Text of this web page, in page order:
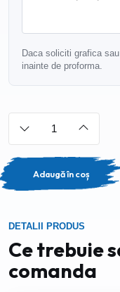
Daca soliciti grafica
inainte de proforma.
Adaugă în coș
DETALII PRODUS
Ce trebuie
comanda